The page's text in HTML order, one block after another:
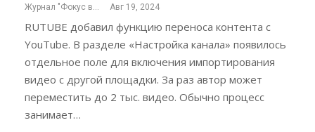
Авг 19, 2024
RUTUBE добавил функцию переноса контента с
YouTube. В разделе «Настройка канала» появилось
отдельное поле для включения импортирования
видео с другой площадки. За раз автор может
переместить до 2 тыс. видео. Обычно процесс
занимает…